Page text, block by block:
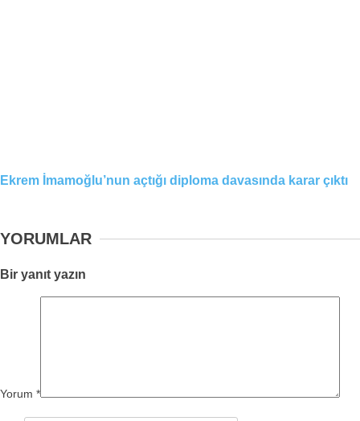
Ekrem İmamoğlu’nun açtığı diploma davasında karar çıktı
YORUMLAR
Bir yanıt yazın
Yorum *